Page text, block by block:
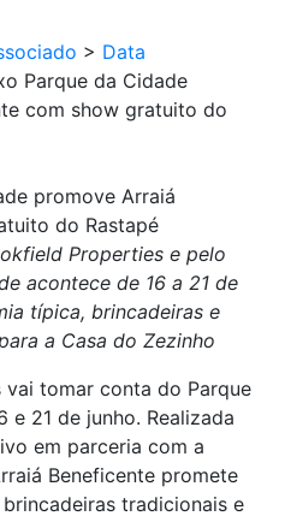
> Data
Parque da Cidade
com show gratuito do
promove Arraiá
do Rastapé
Properties e pelo
acontece de 16 a 21 de
típica, brincadeiras e
a Casa do Zezinho
vai tomar conta do Parque
e 21 de junho. Realizada
em parceria com a
Beneficente promete
tradicionais e